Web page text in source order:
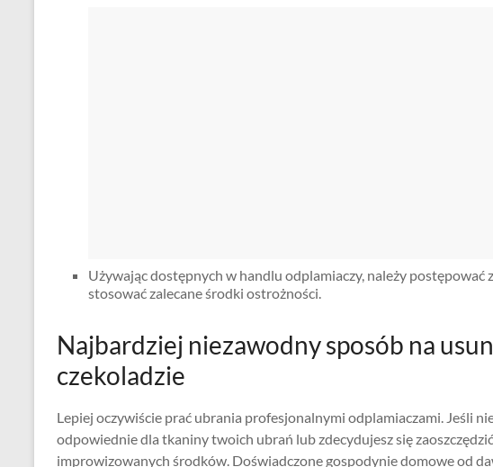
Używając dostępnych w handlu odplamiaczy, należy
stosować zalecane środki ostrożności.
Najbardziej niezawodny sposób na
czekoladzie
Lepiej oczywiście prać ubrania profesjonalnymi odplamiaczami. Jeśli
odpowiednie dla tkaniny twoich ubrań lub zdecydujesz się
improwizowanych środków. Doświadczone gospodynie domowe od